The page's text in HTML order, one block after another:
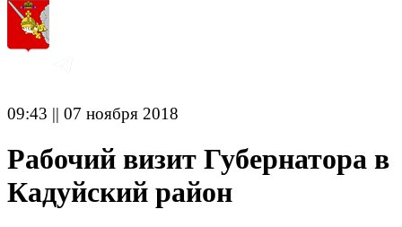
09:43 || 07 ноября 2018
Рабочий визит Губернатора в
Кадуйский район